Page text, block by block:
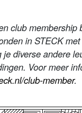
club membership
in STECK
je diverse andere
Voor meer
club-member.